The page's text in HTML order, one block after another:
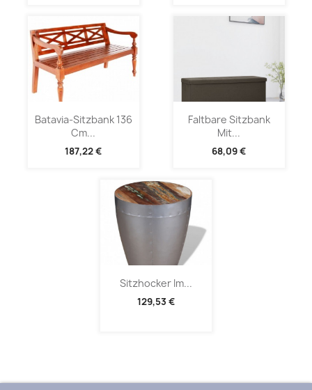
Batavia-Sitzbank 136
Cm...
187,22 €
Faltbare Sitzbank
Mit...
68,09 €
Sitzhocker Im...
129,53 €